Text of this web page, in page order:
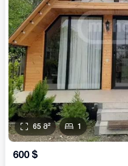
65 მ² 1
600 $